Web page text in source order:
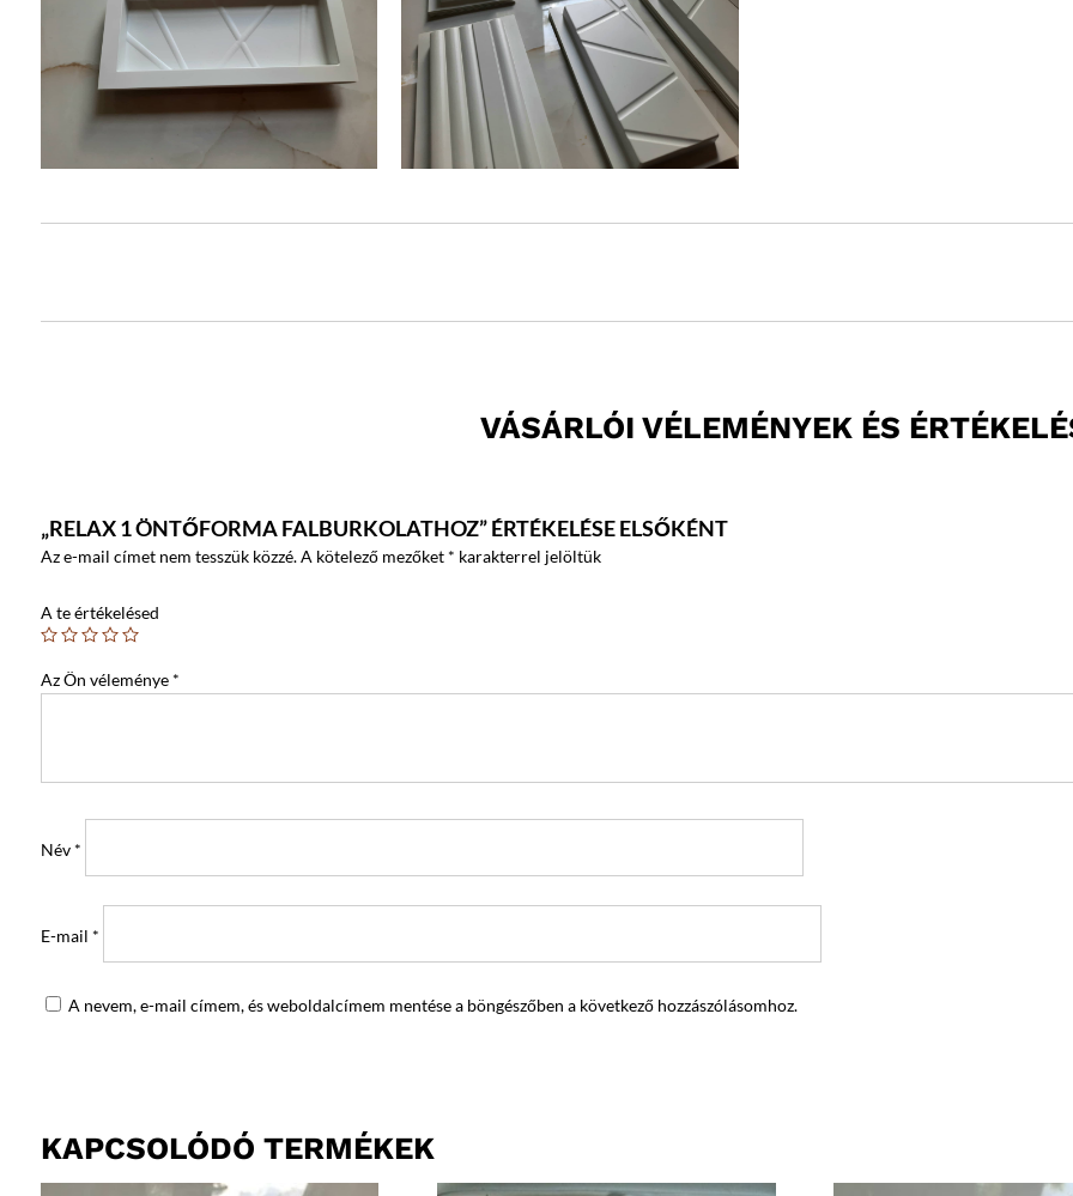
VÁSÁRLÓI VÉLEMÉNYEK ÉS
„RELAX 1 ÖNTŐFORMA FALBURKOLATHOZ” ÉRTÉKELÉSE ELSŐKÉNT
Az e-mail címet nem tesszük közzé. A kötelező mezőket * karakterrel jelöltük
A te értékelésed
Az Ön véleménye *
Név *
E-mail *
A nevem, e-mail címem, és weboldalcímem mentése a böngészőben a következő hozzászólásomhoz.
KAPCSOLÓDÓ TERMÉKEK